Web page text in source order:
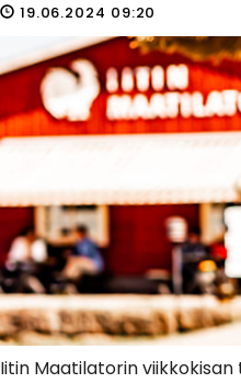
19.06.2024 09:20
Iitin Maatilatorin viikkokisan